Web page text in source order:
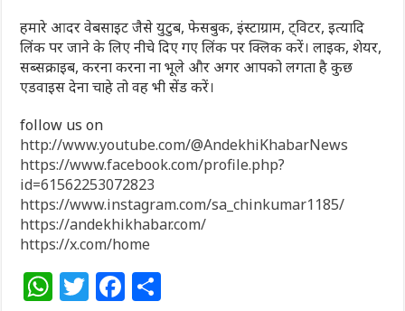
हमारे आदर वेबसाइट जैसे युटुब, फेसबुक, इंस्टाग्राम, ट्विटर, इत्यादि
लिंक पर जाने के लिए नीचे दिए गए लिंक पर क्लिक करें। लाइक, शेयर,
सब्सक्राइब, करना करना ना भूले और अगर आपको लगता है कुछ
एडवाइस देना चाहे तो वह भी सेंड करें।
follow us on
http://www.youtube.com/@AndekhiKhabarNews
https://www.facebook.com/profile.php?
id=61562253072823
https://www.instagram.com/sa_chinkumar1185/
https://andekhikhabar.com/
https://x.com/home
W T F